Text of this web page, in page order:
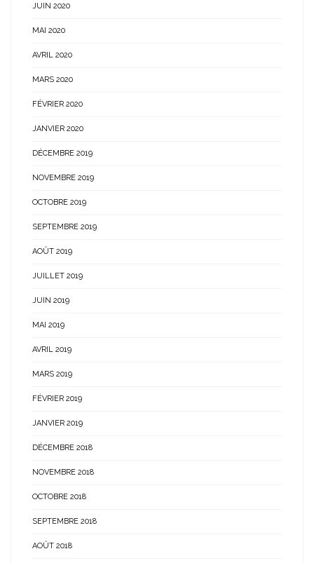
JUIN 2020
MAI 2020
AVRIL 2020
MARS 2020
FÉVRIER 2020
JANVIER 2020
DÉCEMBRE 2019
NOVEMBRE 2019
OCTOBRE 2019
SEPTEMBRE 2019
AOÛT 2019
JUILLET 2019
JUIN 2019
MAI 2019
AVRIL 2019
MARS 2019
FÉVRIER 2019
JANVIER 2019
DÉCEMBRE 2018
NOVEMBRE 2018
OCTOBRE 2018
SEPTEMBRE 2018
AOÛT 2018